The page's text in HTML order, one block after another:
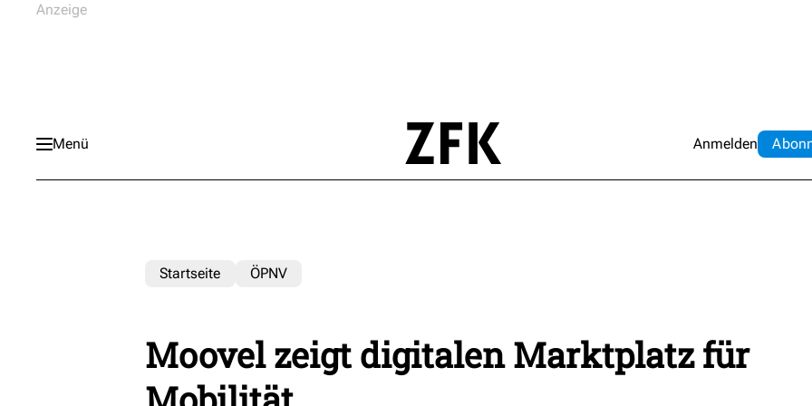
Menü Anmelden Abo
Startseite ÖPNV
Moovel zeigt digitalen Marktplatz für